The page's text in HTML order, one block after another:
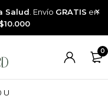
Salud . Envío GRATIS en
$10.000
0
U